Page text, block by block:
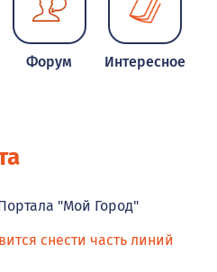
Форум Интересное
"Мой Город"
снести часть линий